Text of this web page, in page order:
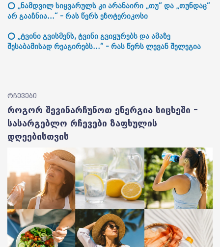
⭕ „ნამდვილ სიყვარულს კი არანაირი „თუ“ და „თუნდაც“
არ გააჩნია...“ - რას წერს ეზოტერიკოსი
⭕ „ტვინი გვისმენს, ტვინი გვიყურებს და ამაზე
შესაბამისად რეაგირებს...“ - რას წერს ლევან შელეგია
რჩევები
როგორ შევინარჩუნოთ ენერგია სიცხეში –
სასარგებლო რჩევები ზაფხულის
დღეებისთვის